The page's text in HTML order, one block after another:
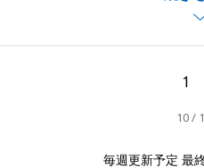
現在進めさせていただい
際は、Ｙ様にご不安な思
1
10 /
毎週更新予定 最